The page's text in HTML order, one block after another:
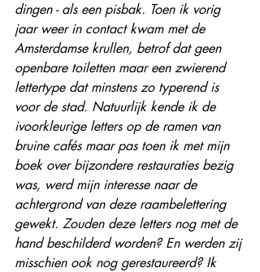
dingen - als een pisbak. Toen ik vorig
jaar weer in contact kwam met de
Amsterdamse krullen, betrof dat geen
openbare toiletten maar een zwierend
lettertype dat minstens zo typerend is
voor de stad. Natuurlijk kende ik de
ivoorkleurige letters op de ramen van
bruine cafés maar pas toen ik met mijn
boek over bijzondere restauraties bezig
was, werd mijn interesse naar de
achtergrond van deze raambelettering
gewekt. Zouden deze letters nog met de
hand beschilderd worden? En werden zij
misschien ook nog gerestaureerd? Ik